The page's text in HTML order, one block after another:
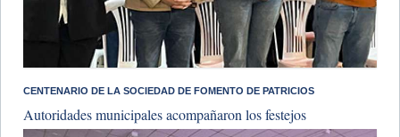
​CENTENARIO DE LA SOCIEDAD DE FOMENTO DE PATRICIOS
Autoridades municipales acompañaron los festejos